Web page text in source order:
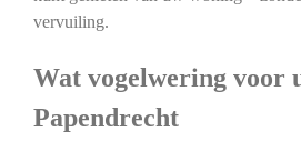
vervuiling.
Wat vogelwering voor
Papendrecht